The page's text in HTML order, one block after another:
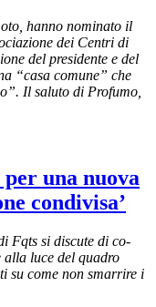
hanno nominato il
dei Centri di
del presidente e del
“casa comune” che
Il saluto di Profumo,
una nuova
condivisa’
Fqts si discute di co-
alla luce del quadro
su come non smarrire i